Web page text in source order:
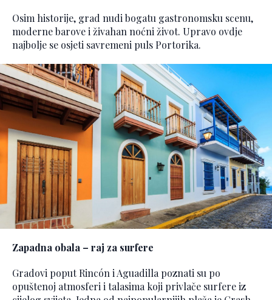
Osim historije, grad nudi bogatu gastronomsku scenu,
moderne barove i živahan noćni život. Upravo ovdje
najbolje se osjeti savremeni puls Portorika.
Zapadna obala – raj za surfere
Gradovi poput Rincón i Aguadilla poznati su po
opuštenoj atmosferi i talasima koji privlače surfere iz